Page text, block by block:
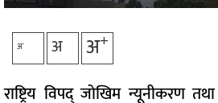
अ- अ अ+
राष्ट्रिय विपद् जोखिम न्यूनीकरण